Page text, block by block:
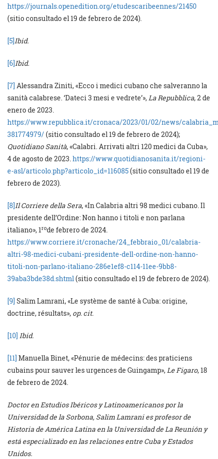
https://journals.openedition.org/etudescaribeennes/21450
(sitio consultado el 19 de febrero de 2024).
[5]Ibid.
[6]Ibid.
[7] Alessandra Ziniti, «Ecco i medici cubano che salveranno la
sanità calabrese. ‘Dateci 3 mesi e vedrete’»,La Repubblica, 2 de
enero de 2023.
https://www.repubblica.it/cronaca/2023/01/02/news/
381774979/(sitio consultado el 19 de febrero de 2024);
Quotidiano Sanità, «Calabri. Arrivati altri 120 medici da Cuba»,
4 de agosto de 2023.https://www.quotidianosanita.it/regioni-
e-asl/articolo.php?articolo_id=116085(sitio consultado el 19 de
febrero de 2023).
[8]Il Corriere della Sera, «In Calabria altri 98 medici cubano. Il
presidente dell’Ordine: Non hanno i titoli e non parlana
italiano», 1rode febrero de 2024.
https://www.corriere.it/cronache/24_febbraio_01/calabria-
altri-98-medici-cubani-presidente-dell-ordine-non-hanno-
titoli-non-parlano-italiano-286e1ef8-c114-11ee-9bb8-
39aba3bde38d.shtml(sitio consultado el 19 de febrero de 2024).
[9] Salim Lamrani, «Le système de santé à Cuba: origine,
doctrine, résultats», op. cit.
[10] Ibid.
[11] Manuella Binet, «Pénurie de médecins: des praticiens
cubains pour sauver les urgences de Guingamp»,Le Figaro, 18
de febrero de 2024.
Doctor en Estudios Ibéricos y Latinoamericanos por la
Universidad de la Sorbona, Salim Lamrani es profesor de
Historia de América Latina en la Universidad de La Reunión y
está especializado en las relaciones entre Cuba y Estados
Unidos.